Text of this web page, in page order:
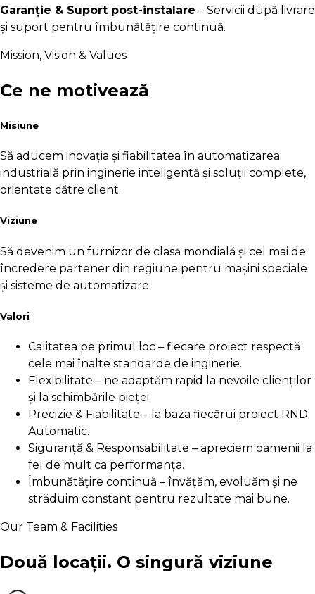
Garanție & Suport post-instalare – Servicii după livrare
și suport pentru îmbunătățire continuă.
Mission, Vision & Values
Ce ne motivează
Misiune
Să aducem inovația și fiabilitatea în automatizarea
industrială prin inginerie inteligentă și soluții complete,
orientate către client.
Viziune
Să devenim un furnizor de clasă mondială și cel mai de
încredere partener din regiune pentru mașini speciale
și sisteme de automatizare.
Valori
Calitatea pe primul loc – fiecare proiect respectă
cele mai înalte standarde de inginerie.
Flexibilitate – ne adaptăm rapid la nevoile clienților
și la schimbările pieței.
Precizie & Fiabilitate – la baza fiecărui proiect RND
Automatic.
Siguranță & Responsabilitate – apreciem oamenii la
fel de mult ca performanța.
Îmbunătățire continuă – învățăm, evoluăm și ne
străduim constant pentru rezultate mai bune.
Our Team & Facilities
Două locații. O singură viziune